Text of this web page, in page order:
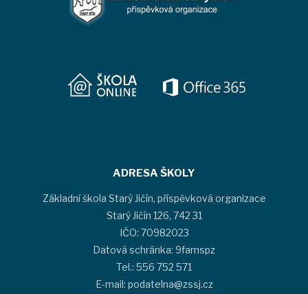
ADRESA ŠKOLY
Základní škola Starý Jičín, příspěvková organizace
Starý Jičín 126, 742 31
IČO: 70982023
Datová schránka: 9famspz
Tel.: 556 752 571
E-mail: podatelna@zssj.cz